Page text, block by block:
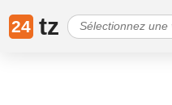
24 tz